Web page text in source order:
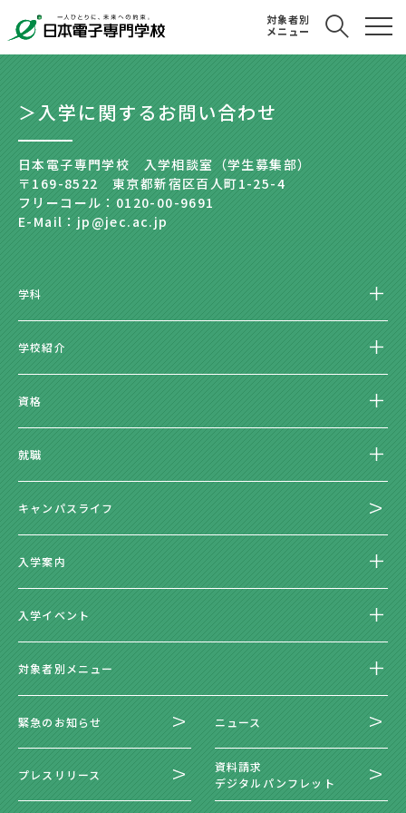
対象者別
メニュー
＞入学に関するお問い合わせ
日本電子専門学校 入学相談室（学生募集部）
〒169-8522 東京都新宿区百人町1-25-4
フリーコール：0120-00-9691
E-Mail：jp@jec.ac.jp
学科
学校紹介
資格
就職
キャンパスライフ
入学案内
入学イベント
対象者別メニュー
緊急のお知らせ ニュース
プレスリリース
資料請求
デジタルパンフレット